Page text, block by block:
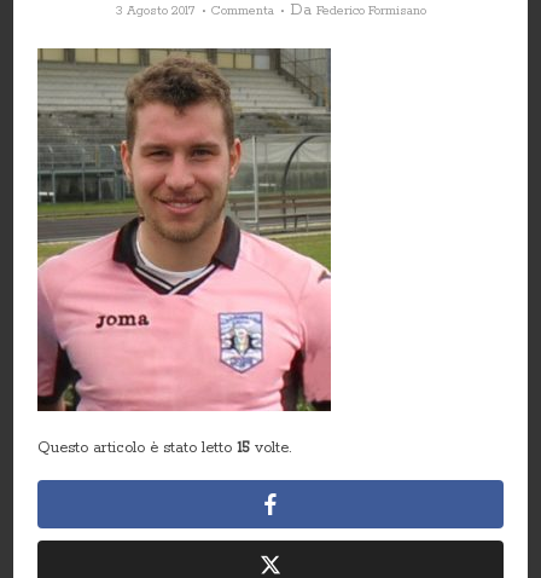
3 Agosto 2017 Commenta Da Federico Formisano
Questo articolo è stato letto15 volte.